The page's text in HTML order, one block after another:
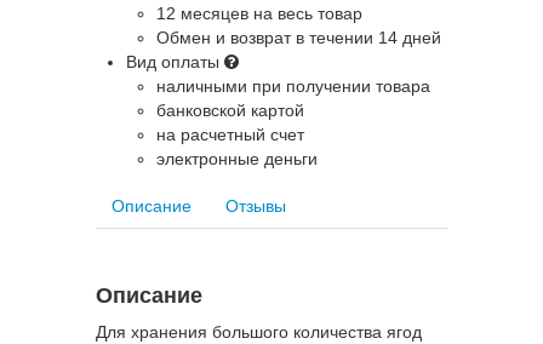
12 месяцев на весь товар
Обмен и возврат в течении 14 дней
Вид оплаты
наличными при получении товара
банковской картой
на расчетный счет
электронные деньги
Описание Отзывы
Описание
Для хранения большого количества ягод